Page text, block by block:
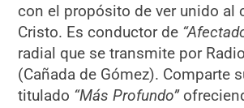
con el propósito de ver unido al
Cristo. Es conductor de
radial que se transmite por
(Cañada de Gómez). Comparte
titulado “Más Profundo”